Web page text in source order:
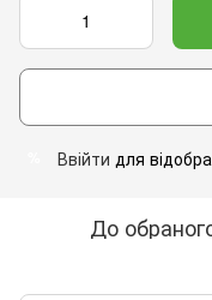
Ввійти для
До